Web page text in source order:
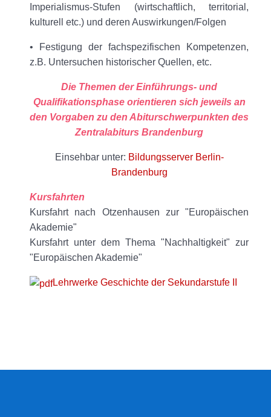
Imperialismus-Stufen (wirtschaftlich, territorial,
kulturell etc.) und deren Auswirkungen/Folgen
• Festigung der fachspezifischen Kompetenzen,
z.B. Untersuchen historischer Quellen, etc.
Die Themen der Einführungs- und
Qualifikationsphase orientieren sich jeweils an
den Vorgaben zu den Abiturschwerpunkten des
Zentralabiturs Brandenburg
Einsehbar unter: Bildungsserver Berlin-
Brandenburg
Kursfahrten
Kursfahrt nach Otzenhausen zur "Europäischen
Akademie"
Kursfahrt unter dem Thema "Nachhaltigkeit" zur
"Europäischen Akademie"
Lehrwerke Geschichte der Sekundarstufe II